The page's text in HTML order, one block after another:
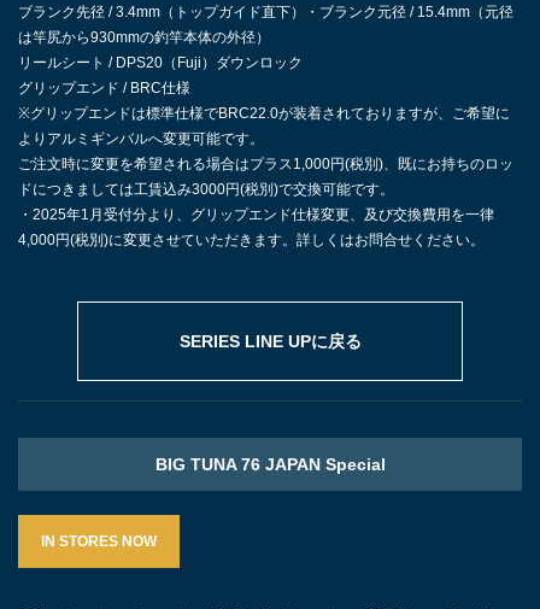
ブランク先径 / 3.4mm（トップガイド直下）・ブランク元径 / 15.4mm（元径
は竿尻から930mmの釣竿本体の外径）
リールシート / DPS20（Fuji）ダウンロック
グリップエンド / BRC仕様
※グリップエンドは標準仕様でBRC22.0が装着されておりますが、ご希望に
よりアルミギンバルへ変更可能です。
ご注文時に変更を希望される場合はプラス1,000円(税別)、既にお持ちのロッ
ドにつきましては工賃込み3000円(税別)で交換可能です。
・2025年1月受付分より、グリップエンド仕様変更、及び交換費用を一律
4,000円(税別)に変更させていただきます。詳しくはお問合せください。
SERIES LINE UPに戻る
BIG TUNA 76 JAPAN Special
IN STORES NOW